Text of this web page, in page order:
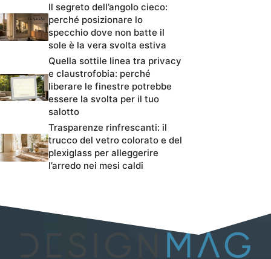
Il segreto dell’angolo cieco:
perché posizionare lo
specchio dove non batte il
sole è la vera svolta estiva
Quella sottile linea tra privacy
e claustrofobia: perché
liberare le finestre potrebbe
essere la svolta per il tuo
salotto
Trasparenze rinfrescanti: il
trucco del vetro colorato e del
plexiglass per alleggerire
l’arredo nei mesi caldi